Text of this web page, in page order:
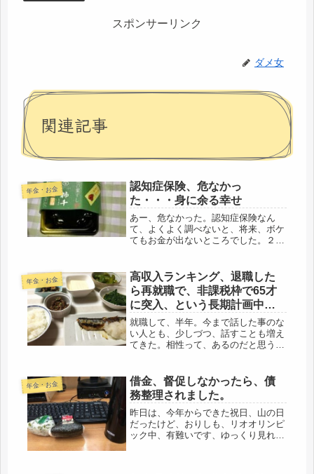
スポンサーリンク
ダメ女
関連記事
年金・お金
認知症保険、危なかっ
た・・・身に余る幸せ
あー、危なかった。認知症保険なん
て、よくよく調べないと、将来、ボケ
てもお金が出ないところでした。２週
症、最大1000万の一時金で手厚く保
障」いや、こういうのは落とし穴があ
るは...
年金・お金
高収入ランキング、退職した
ら再就職で、非課税枠で65才
に突入、という長期計画中の
も居る。
就職して、半年。今まで話した事のな
い人とも、少しづつ、話すことも増え
てきた。相性って、あるのだと思うけ
人も居る。どちらにしても、仕事の合
間なので(^_^;)そんなには、話せ...
年金・お金
借金、督促しなかったら、債
務整理されました。
昨日は、今年からできた祝日、山の日
だったけど、おりしも、リオオリンピ
ック中、有難いです、ゆっくり見れま